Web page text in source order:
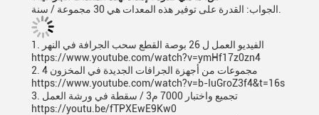
1. الفيديو العمل ل 26 بوصة القطع سحب الجرافة في النهر
https://www.youtube.com/watch?v=ymHf17z0zn4
2. 4 مجموعات من أجهزة الجرافات الجديدة في المخزون
https://www.youtube.com/watch?v=b-IuGroZ3f4&t=16s
3. تجميع واختبار 7000 م3 / سقطة في ورشة العمل
https://youtu.be/fTPXEwE9Kw0